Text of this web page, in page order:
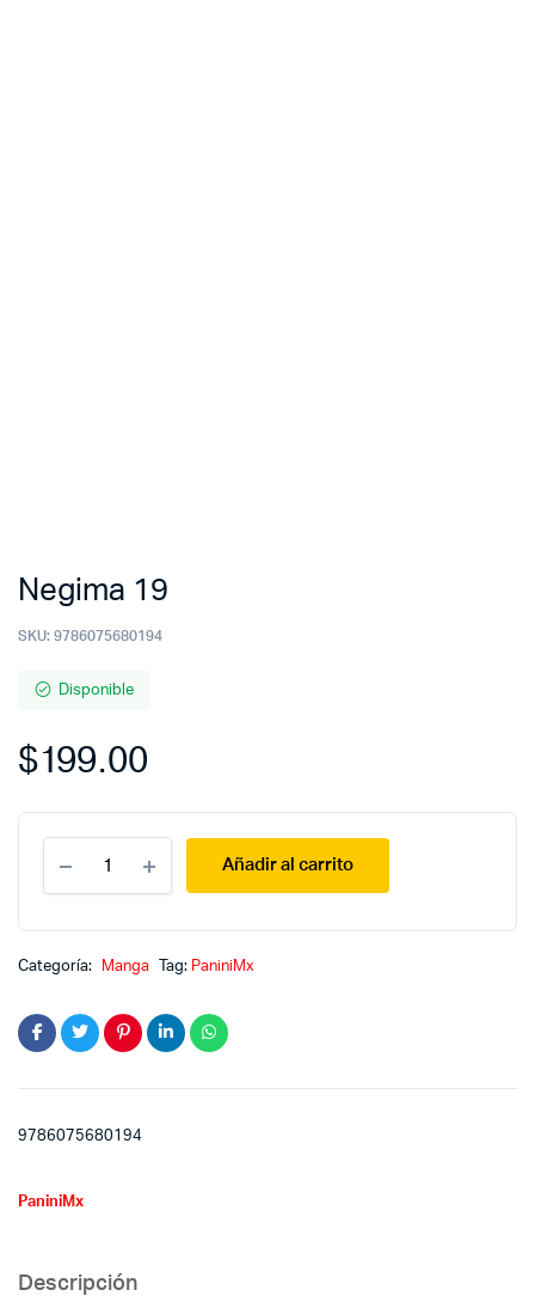
Negima 19
SKU: 9786075680194
Disponible
$199.00
quantity
Añadir al carrito
Categoría: Manga Tag: PaniniMx
9786075680194
PaniniMx
Descripción